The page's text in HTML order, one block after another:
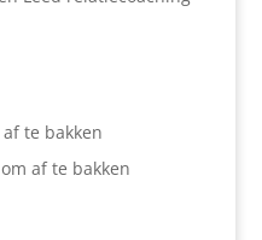
te bakken
af te bakken